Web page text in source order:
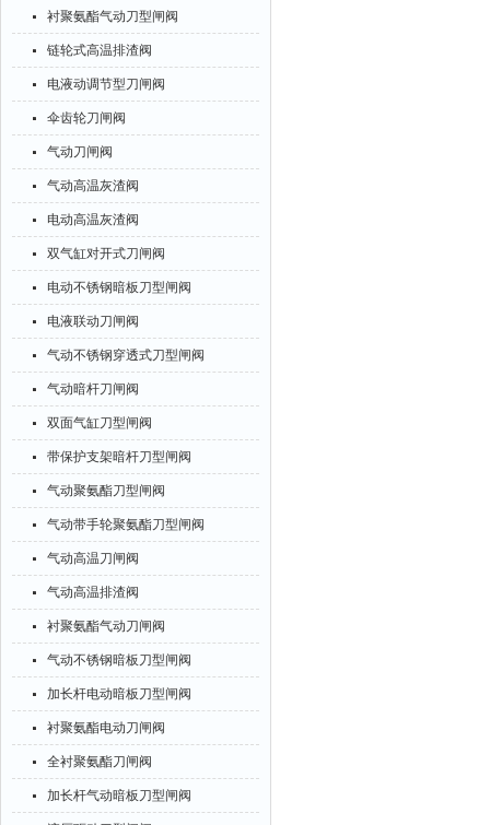
衬聚氨酯气动刀型闸阀
链轮式高温排渣阀
电液动调节型刀闸阀
伞齿轮刀闸阀
气动刀闸阀
气动高温灰渣阀
电动高温灰渣阀
双气缸对开式刀闸阀
电动不锈钢暗板刀型闸阀
电液联动刀闸阀
气动不锈钢穿透式刀型闸阀
气动暗杆刀闸阀
双面气缸刀型闸阀
带保护支架暗杆刀型闸阀
气动聚氨酯刀型闸阀
气动带手轮聚氨酯刀型闸阀
气动高温刀闸阀
气动高温排渣阀
衬聚氨酯气动刀闸阀
气动不锈钢暗板刀型闸阀
加长杆电动暗板刀型闸阀
衬聚氨酯电动刀闸阀
全衬聚氨酯刀闸阀
加长杆气动暗板刀型闸阀